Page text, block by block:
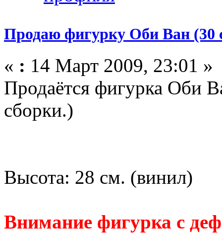
Продаю фигурку Оби Ван (30
« : 14 Март 2009, 23:01 »
Продаётся фигурка Оби
сборки.)
Высота: 28 см. (винил)
Внимание фигурка с